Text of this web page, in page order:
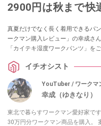
2900円は秋まで快
真夏だけでなく長く着用できるパ
ークマン購入レビュー」の幸成さ
「カイテキ湿度ワークパンツ」を
イチオシスト
YouTuber / ワークマ
幸成（ゆきなり）
東北で暮らすワークマン愛好家で
30万円分ワークマン商品を購入。